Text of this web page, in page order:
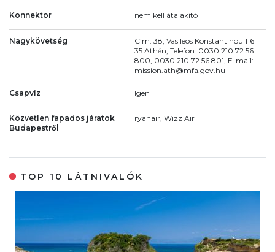
Konnektor nem kell átalakító
Nagykövetség
Cím: 38, Vasileos Konstantinou 116
35 Athén, Telefon: 0030 210 72 56
800, 0030 210 72 56 801, E-mail:
mission.ath@mfa.gov.hu
Csapvíz Igen
Közvetlen fapados járatok
Budapestről
ryanair, Wizz Air
TOP 10 LÁTNIVALÓK